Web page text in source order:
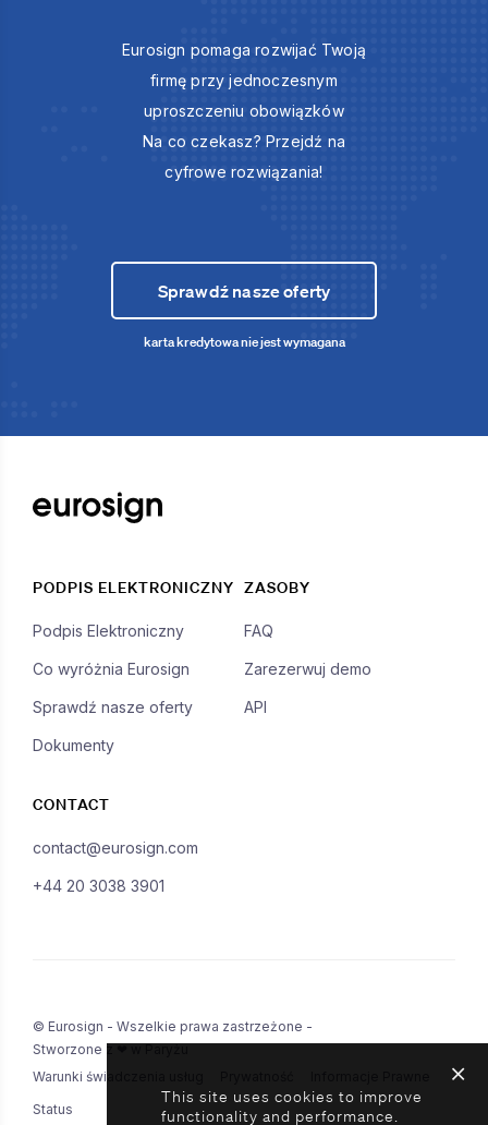
Eurosign pomaga rozwijać Twoją
firmę przy jednoczesnym
uproszczeniu obowiązków
Na co czekasz? Przejdź na
cyfrowe rozwiązania!
Sprawdź nasze oferty
karta kredytowa nie jest wymagana
PODPIS ELEKTRONICZNY
Podpis Elektroniczny
Co wyróżnia Eurosign
Sprawdź nasze oferty
Dokumenty
ZASOBY
FAQ
Zarezerwuj demo
API
CONTACT
contact@eurosign.com
+44 20 3038 3901
© Eurosign - Wszelkie prawa zastrzeżone -
Stworzone z ❤ w Paryżu
Warunki świadczenia usług
Status
This site uses cookies to improve
functionality and performance.